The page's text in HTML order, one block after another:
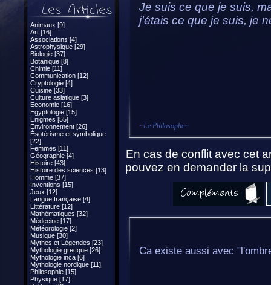
Animaux [9]
Art [16]
Associations [4]
Astrophysique [29]
Biologie [37]
Botanique [8]
Chimie [11]
Communication [12]
Cryptologie [4]
Cuisine [33]
Culture asiatique [3]
Economie [16]
Egyptologie [15]
Enigmes [55]
Environnement [26]
Ésotérisme et symbolique
[22]
Femmes [11]
Géographie [4]
Histoire [43]
Histoire des sciences [13]
Homme [37]
Inventions [15]
Jeux [12]
Langue française [4]
Littérature [12]
Mathématiques [32]
Médecine [17]
Météorologie [2]
Musique [30]
Mythes et Légendes [23]
Mythologie grecque [26]
Mythologie inca [6]
Mythologie nordique [11]
Philosophie [15]
Physique [17]
Je suis ce que je suis,
j'étais ce que je suis, je
~Le Philosophe~
En cas de conflit avec cet
pouvez en demander la
Ca existe aussi avec